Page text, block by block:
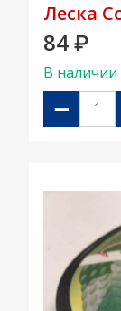
Леска
84 ₽
В наличии
−